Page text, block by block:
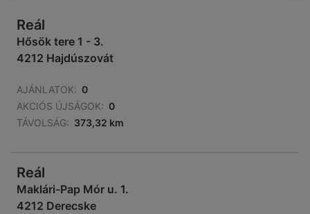
Reál
Hősök tere 1 - 3.
4212 Hajdúszovát
AJÁNLATOK: 0
AKCIÓS ÚJSÁGOK: 0
TÁVOLSÁG: 373,32 km
Reál
Maklári-Pap Mór u. 1.
4212 Derecske